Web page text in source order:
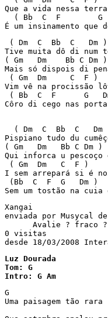
Que a vida nessa
( Bb  C  F        G
É um insinamento que
( Dm  C  Bb  C   Dm )
Tive muita dô di num
( Gm   Dm    Bb C Dm )
Mais só dispois di
( Gm  Dm     C  F )
Vim vê na procissão
( Bb  C  F      G
Côro di cego nas
( Dm  C  Bb  C   Dm
Pispiano tudo du
( Gm   Dm   Bb C Dm )
Qui inforca u
( Gm  Dm   C  F )
I sem arrepará si é
(Bb  C  F  G   Dm )
Sem um tostão na
Xangai
enviada por
Avalie ? fraco
0 visitas
Luz Dourada
Tom: G
Intro: G Am
G
Uma paisagem tão rara